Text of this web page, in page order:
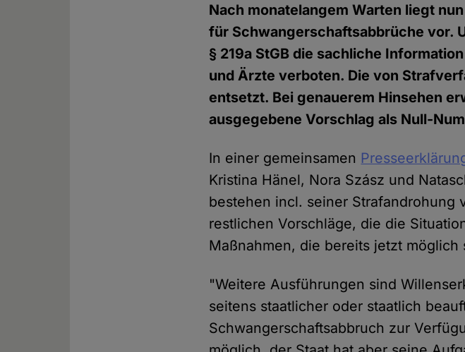
Nach monatelangem Warten liegt
für Schwangerschaftsabbrüche vor.
§ 219a StGB die sachliche
und Ärzte verboten. Die von
entsetzt. Bei genauerem Hinsehen
ausgegebene Vorschlag als Null-
In einer gemeinsamen
Kristina Hänel, Nora Szász und
bestehen incl. seiner Strafandrohung
restlichen Vorschläge, die die
Maßnahmen, die bereits jetzt möglich
"Weitere Ausführungen sind
seitens staatlicher oder staatlich
Schwangerschaftsabbruch zur